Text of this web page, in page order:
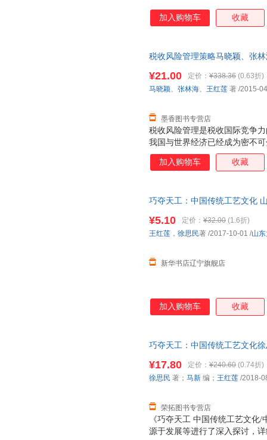
加入购物车 收藏
税收风险管理策略马晓颖、张
税收风险管理是税收国际竞争
我国与世界经济已经成为密不
量不断增加，税源国际化趋势
险管理，增强我国参与国际经
业化管理，提高涉税信息获取
风险等级来合理配置人力资源
线管理转向立体化的分级管理
¥21.00 定价： ¥338.36 (0.63折)
墨香图书专营店
马晓颖、 张林海、 王红莲 著 /2015-
加入购物车 收藏
巧夺天工：中国传统工艺文化
¥5.10 定价： ¥32.00 (1.6折)
新华书店辽宁旗舰店
王红莲 ， 徐思民著 /2017-10-01 /山
加入购物车 收藏
巧夺天工：中国传统工艺文化
《巧夺天工 中国传统工艺文化
源于发展等进行了深入探讨，
¥17.80 定价： ¥240.60 (0.74折)
荣拓图书专营店
徐思民 著； 马新 编； 王红莲 /2018-